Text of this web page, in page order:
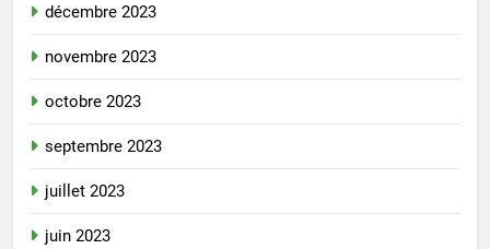
décembre 2023
novembre 2023
octobre 2023
septembre 2023
juillet 2023
juin 2023